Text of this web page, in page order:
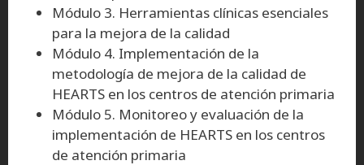
Módulo 3. Herramientas clínicas esenciales
para la mejora de la calidad
Módulo 4. Implementación de la
metodología de mejora de la calidad de
HEARTS en los centros de atención primaria
Módulo 5. Monitoreo y evaluación de la
implementación de HEARTS en los centros
de atención primaria